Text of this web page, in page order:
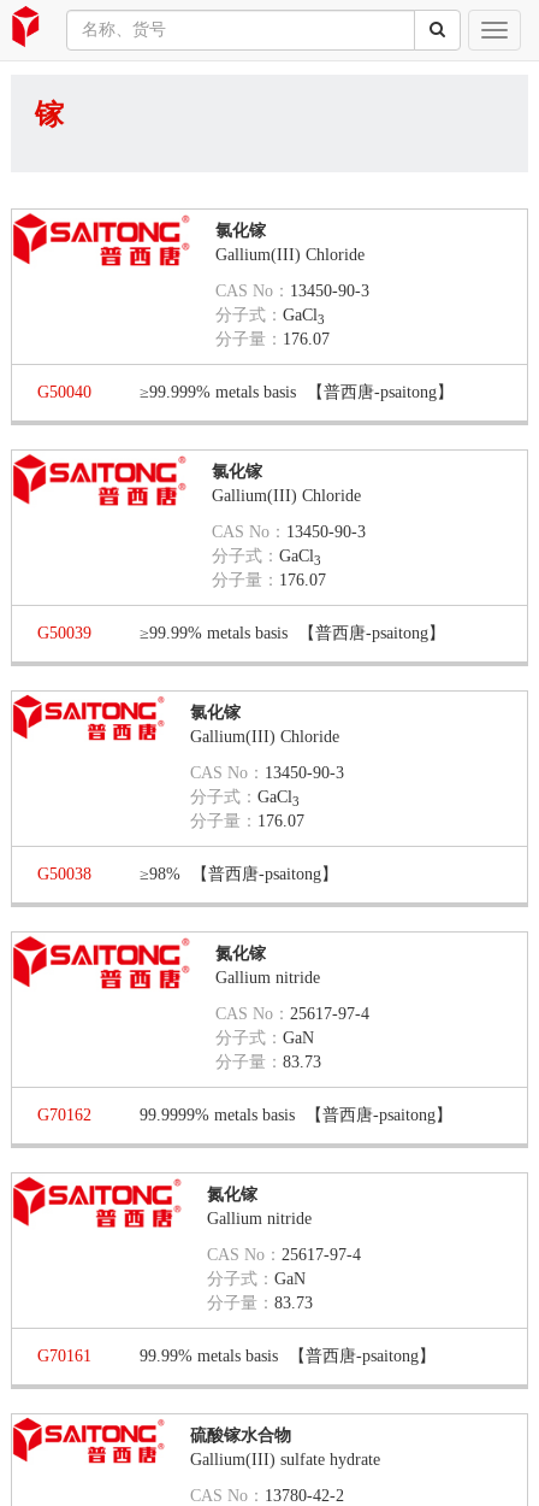
镓
氯化镓
Gallium(III) Chloride
CAS No： 13450-90-3
分子式：GaCl3
分子量： 176.07
G50040 ≥99.999% metals basis 【普西唐-psaitong】
氯化镓
Gallium(III) Chloride
CAS No： 13450-90-3
分子式：GaCl3
分子量： 176.07
G50039 ≥99.99% metals basis 【普西唐-psaitong】
氯化镓
Gallium(III) Chloride
CAS No： 13450-90-3
分子式：GaCl3
分子量： 176.07
G50038 ≥98% 【普西唐-psaitong】
氮化镓
Gallium nitride
CAS No：25617-97-4
分子式：GaN
分子量：83.73
G70162 99.9999% metals basis 【普西唐-psaitong】
氮化镓
Gallium nitride
CAS No：25617-97-4
分子式：GaN
分子量：83.73
G70161 99.99% metals basis 【普西唐-psaitong】
硫酸镓水合物
Gallium(III) sulfate hydrate
CAS No： 13780-42-2